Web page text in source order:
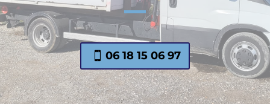
06 18 15 06 97